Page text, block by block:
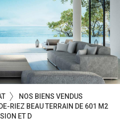
NOS BIENS VENDUS
RIEZ BEAU TERRAIN DE 601 M2
ET D